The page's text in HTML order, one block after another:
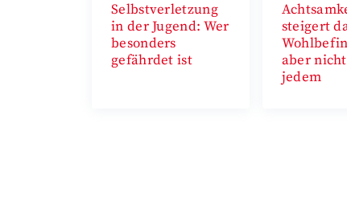
Selbstverletzung
in der Jugend: Wer
besonders
gefährdet ist
steigert
aber
jedem